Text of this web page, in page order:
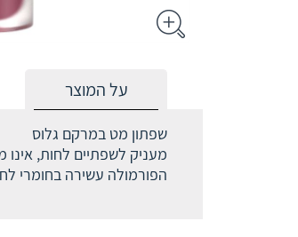
על המוצר
שפתון מט במרקם גלוס
מעניק לשפתיים לחות, אינו
הפורמולה עשירה בחומרי